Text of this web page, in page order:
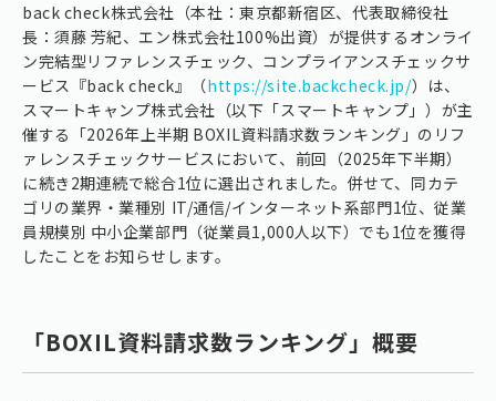
back check株式会社（本社：東京都新宿区、代表取締役社
長：須藤 芳紀、エン株式会社100%出資）が提供するオンライ
ン完結型リファレンスチェック、コンプライアンスチェックサ
ービス『back check』（https://site.backcheck.jp/）は、
スマートキャンプ株式会社（以下「スマートキャンプ」）が主
催する「2026年上半期 BOXIL資料請求数ランキング」のリフ
ァレンスチェックサービスにおいて、前回（2025年下半期）
に続き2期連続で総合1位に選出されました。併せて、同カテ
ゴリの業界・業種別 IT/通信/インターネット系部門1位、従業
員規模別 中小企業部門（従業員1,000人以下）でも1位を獲得
したことをお知らせします。
「BOXIL資料請求数ランキング」概要